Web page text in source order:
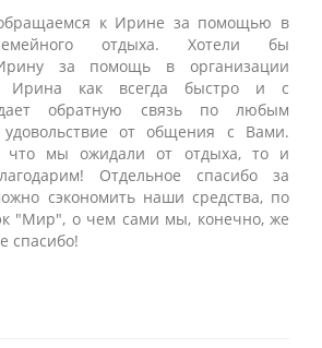
к Ирине за помощью в
отдыха. Хотели бы
Ирину за помощь в организации
Ирина как всегда быстро и с
дает обратную связь по любым
от общения с Вами.
что мы ожидали от отдыха, то и
Отдельное спасибо за
сэкономить наши средства, по
"Мир", о чем сами мы, конечно, же
спасибо!